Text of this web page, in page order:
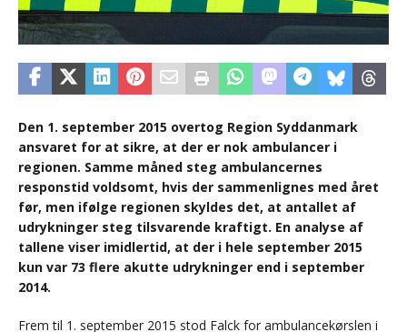
Den 1. september 2015 overtog Region Syddanmark
ansvaret for at sikre, at der er nok ambulancer i
regionen. Samme måned steg ambulancernes
responstid voldsomt, hvis der sammenlignes med året
før, men ifølge regionen skyldes det, at antallet af
udrykninger steg tilsvarende kraftigt. En analyse af
tallene viser imidlertid, at der i hele september 2015
kun var 73 flere akutte udrykninger end i september
2014.
Frem til 1. september 2015 stod Falck for ambulancekørslen i